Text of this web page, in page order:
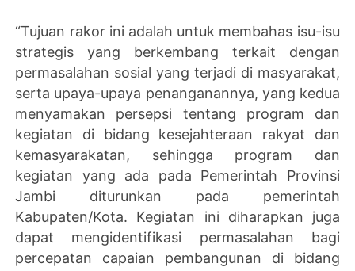
“Tujuan rakor ini adalah untuk membahas isu-isu
strategis yang berkembang terkait dengan
permasalahan sosial yang terjadi di masyarakat,
serta upaya-upaya penanganannya, yang kedua
menyamakan persepsi tentang program dan
kegiatan di bidang kesejahteraan rakyat dan
kemasyarakatan, sehingga program dan
kegiatan yang ada pada Pemerintah Provinsi
Jambi diturunkan pada pemerintah
Kabupaten/Kota. Kegiatan ini diharapkan juga
dapat mengidentifikasi permasalahan bagi
percepatan capaian pembangunan di bidang